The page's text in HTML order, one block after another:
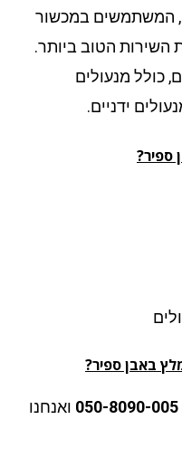
במכשור
הטוב ביותר.
מנעולים
ידניים.
ספיר?
050-ואנחנו